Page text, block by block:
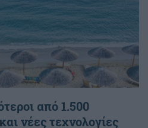
από 1.500
νέες τεχνολογίες